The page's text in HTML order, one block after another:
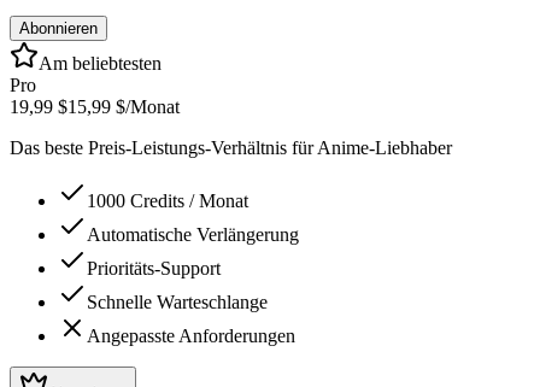
Abonnieren
Am beliebtesten
Pro
19,99 $15,99 $/Monat
Das beste Preis-Leistungs-Verhältnis für Anime-Liebhaber
1000 Credits / Monat
Automatische Verlängerung
Prioritäts-Support
Schnelle Warteschlange
Angepasste Anforderungen